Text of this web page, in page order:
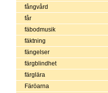
fångvård
får
fäbodmusik
fäktning
fängelser
färgblindhet
färglära
Färöarna